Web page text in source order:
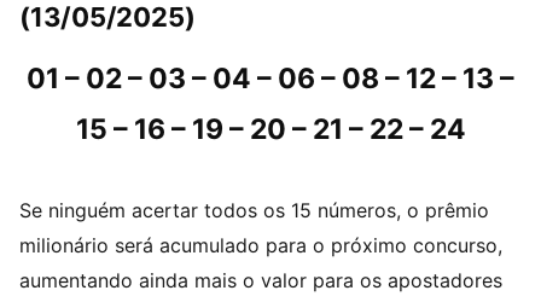
(13/05/2025)
01 – 02 – 03 – 04 – 06 – 08 – 12 – 13 –
15 – 16 – 19 – 20 – 21 – 22 – 24
Se ninguém acertar todos os 15 números, o prêmio
milionário será acumulado para o próximo concurso,
aumentando ainda mais o valor para os apostadores